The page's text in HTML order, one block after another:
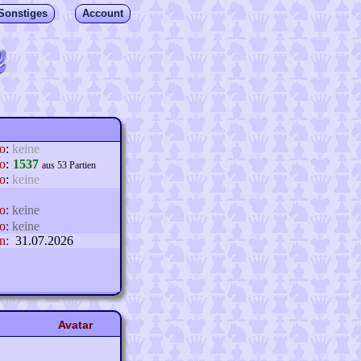
Account
: keine
: 1537 aus 53 Partien
: keine
keine
keine
31.07.2026
Avatar